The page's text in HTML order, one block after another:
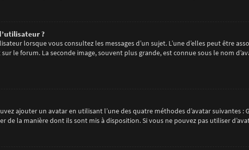
?
lorsque vous consultez les messages d’un sujet. L’une d’elles peut être
le forum. La seconde image, souvent plus grande, est connue sous le nom
ajouter un avatar en utilisant l’une des quatre méthodes d’avatar suivantes
de la manière dont ils sont mis à disposition. Si vous ne pouvez pas utiliser